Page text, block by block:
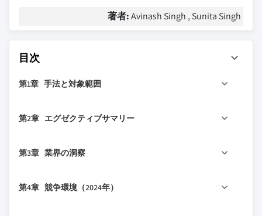
著者:Avinash Singh , Sunita Singh
目次
第1章 手法と対象範囲
1.2 調査設計
1.2.2 データ収集方法
1.3.1 グローバル
第2章 エグゼクティブサマリー
2.2 主要市場トレンド
2.2.2 製品別
第3章 業界の洞察
3.1.1 サプライヤーの状況
第4章 競争環境（2024年）